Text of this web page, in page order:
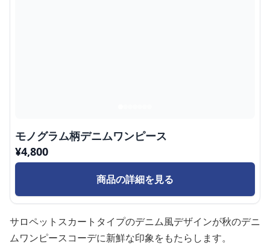
モノグラム柄デニムワンピース
¥4,800
商品の詳細を見る
サロペットスカートタイプのデニム風デザインが秋のデニ
ムワンピースコーデに新鮮な印象をもたらします。